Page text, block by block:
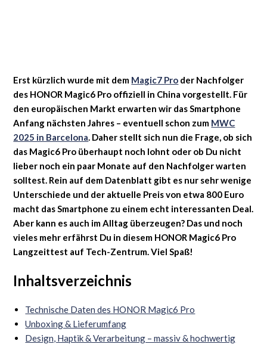
Erst kürzlich wurde mit dem Magic7 Pro der Nachfolger
des HONOR Magic6 Pro offiziell in China vorgestellt. Für
den europäischen Markt erwarten wir das Smartphone
Anfang nächsten Jahres – eventuell schon zum MWC
2025 in Barcelona. Daher stellt sich nun die Frage, ob sich
das Magic6 Pro überhaupt noch lohnt oder ob Du nicht
lieber noch ein paar Monate auf den Nachfolger warten
solltest. Rein auf dem Datenblatt gibt es nur sehr wenige
Unterschiede und der aktuelle Preis von etwa 800 Euro
macht das Smartphone zu einem echt interessanten Deal.
Aber kann es auch im Alltag überzeugen? Das und noch
vieles mehr erfährst Du in diesem HONOR Magic6 Pro
Langzeittest auf Tech-Zentrum. Viel Spaß!
Inhaltsverzeichnis
Technische Daten des HONOR Magic6 Pro
Unboxing & Lieferumfang
Design, Haptik & Verarbeitung – massiv & hochwertig